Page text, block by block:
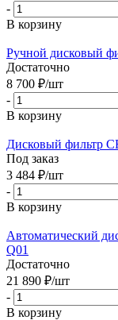
-
В корзину
Ручной дисковый
Достаточно
8 700 ₽/шт
-
В корзину
Дисковый фильтр
Под заказ
3 484 ₽/шт
-
В корзину
Автоматический
Q01
Достаточно
21 890 ₽/шт
-
В корзину